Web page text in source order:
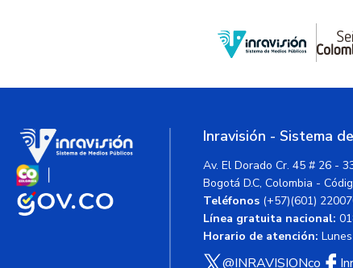
Inravisión - Sistema
Av. El Dorado Cr. 45 # 26 -
Bogotá D.C, Colombia -
Teléfonos (+57)(601)
Línea gratuita nacional:
Horario de atención:
@INRAVISIONco